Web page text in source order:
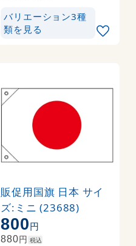
バリエーション3種
類を見る
販促用国旗 日本 サイ
ズ:ミニ (23688)
800円
880円 税込